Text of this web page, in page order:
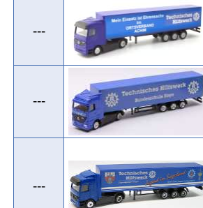
---
---
---